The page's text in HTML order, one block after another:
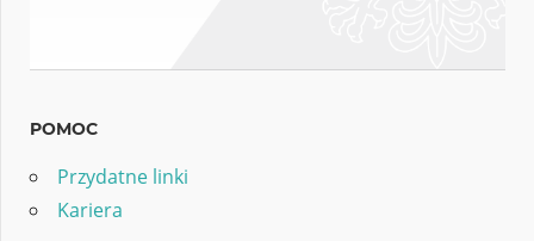
POMOC
Przydatne linki
Kariera